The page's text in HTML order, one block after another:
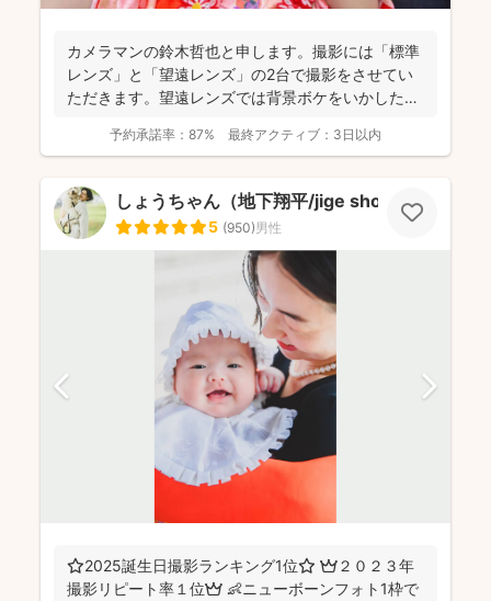
カメラマンの鈴木哲也と申します。撮影には「標準
レンズ」と「望遠レンズ」の2台で撮影をさせてい
ただきます。望遠レンズでは背景ボケをいかしたお
予約承諾率： 87% 最終アクティブ： 3日以内
しょうちゃん（地下翔平/jige shohe）
5 (950)男性
⭐️2025誕生日撮影ランキング1位⭐️ 👑２０２３年
撮影リピート率１位👑 👶ニューボーンフォト1枠で